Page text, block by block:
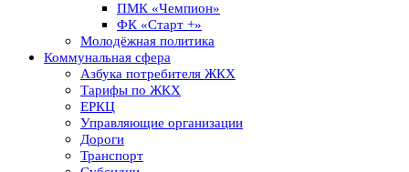
ПМК «Чемпион»
ФК «Старт +»
Молодёжная политика
Коммунальная сфера
Азбука потребителя ЖКХ
Тарифы по ЖКХ
ЕРКЦ
Управляющие организации
Дороги
Транспорт